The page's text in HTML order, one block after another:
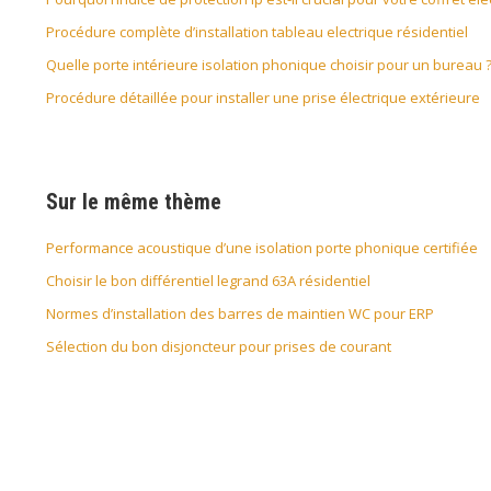
Procédure complète d’installation tableau electrique résidentiel
Quelle porte intérieure isolation phonique choisir pour un bureau ?
Procédure détaillée pour installer une prise électrique extérieure
Sur le même thème
Performance acoustique d’une isolation porte phonique certifiée
Choisir le bon différentiel legrand 63A résidentiel
Normes d’installation des barres de maintien WC pour ERP
Sélection du bon disjoncteur pour prises de courant